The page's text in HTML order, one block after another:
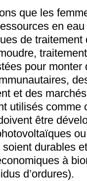
que les
en
de traitement
pour
et des
utilisés comme
être
soient durables
à
d’ordures).